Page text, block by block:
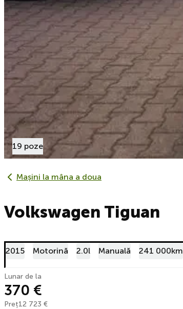
19 poze
Mașini la mâna a doua
Volkswagen Tiguan
2015 Motorină 2.0l Manuală 241 000km
Lunar de la
370 €
Preț12 723 €